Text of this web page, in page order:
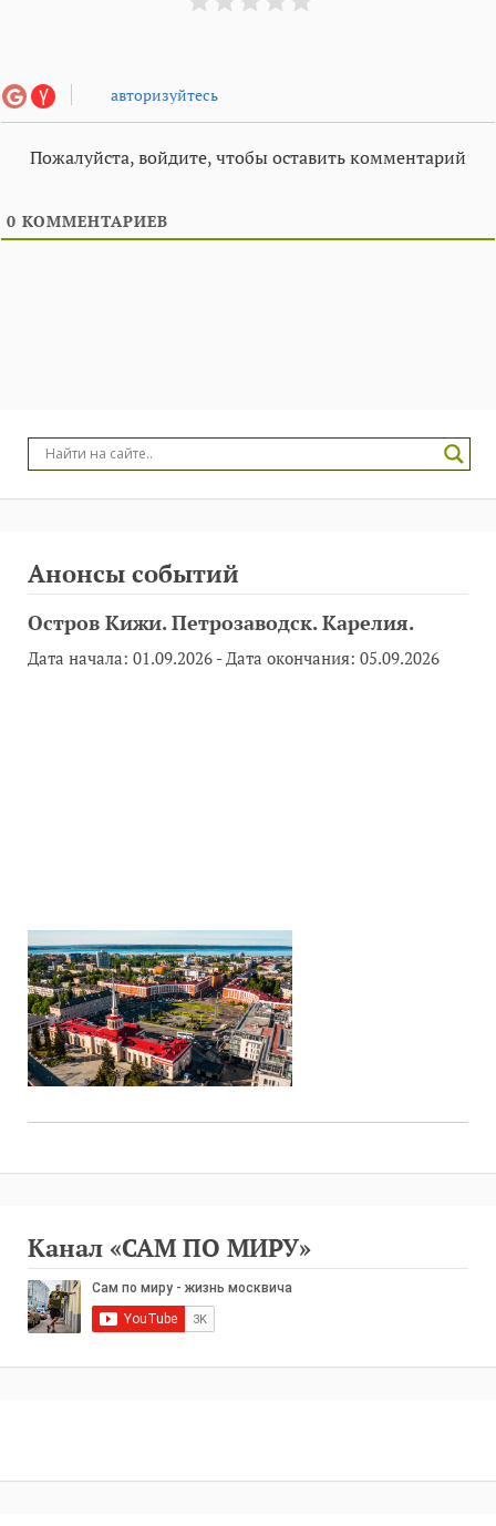
авторизуйтесь
Пожалуйста, войдите, чтобы оставить комментарий
0 КОММЕНТАРИЕВ
Анонсы событий
Остров Кижи. Петрозаводск. Карелия.
Дата начала: 01.09.2026 - Дата окончания: 05.09.2026
Канал «САМ ПО МИРУ»